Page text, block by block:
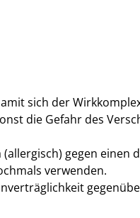
sich der
die Gefahr des
gegen einen
verwenden.